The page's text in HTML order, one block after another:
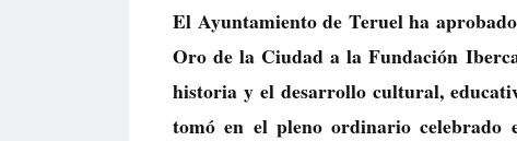
El Ayuntamiento de Teruel ha
Oro de la Ciudad a la Fundación
historia y el desarrollo cultural,
tomó en el pleno ordinario celebrado